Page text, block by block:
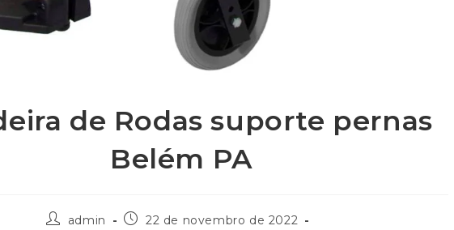
de Rodas suporte pernas
Belém PA
admin
22 de novembro de 2022